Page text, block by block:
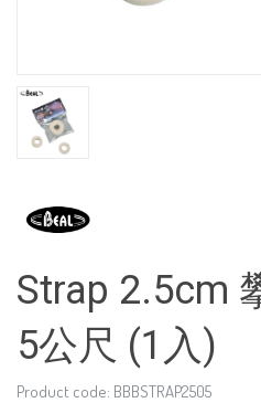
Strap 2.5cm
5公尺 (1入)
Product code: BBBSTRAP2505